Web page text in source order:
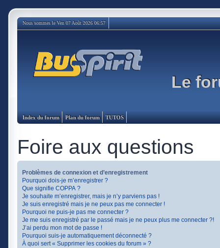
Nous sommes le Ven 07 Août 2026 06:57
Le
Index du forum Plan du forum TUTOS
Foire aux questions
Problèmes de connexion et d’enregistrement
Pourquoi dois-je m’enregistrer ?
Que signifie COPPA ?
Je souhaite m’enregistrer, mais je n’y parviens pas !
Je suis enregistré mais je ne peux pas me connecter !
Pourquoi ne puis-je pas me connecter ?
Je me suis enregistré par le passé mais je ne peux plus me connecter ?!
J’ai perdu mon mot de passe !
Pourquoi suis-je automatiquement déconnecté ?
À quoi sert « Supprimer les cookies du forum » ?